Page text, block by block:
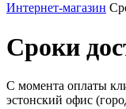
Интернет-магазин
Сроки
С момента оплаты
эстонский офис